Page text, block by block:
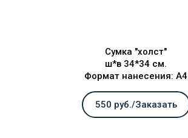
Сумка "холст"
ш*в 34*34 см.
Формат нанесения: А4
550 руб./Заказать